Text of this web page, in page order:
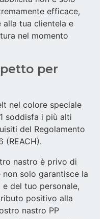
efficace,
tua clientela e
nel momento
per
nel colore speciale
soddisfa i più alti
del Regolamento
(REACH).
nastro è privo di
solo garantisce la
del tuo personale,
positivo alla
nastro PP